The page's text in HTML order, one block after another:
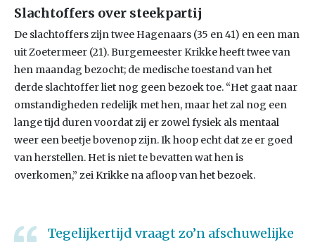
Slachtoffers over steekpartij
De slachtoffers zijn twee Hagenaars (35 en 41) en een man
uit Zoetermeer (21). Burgemeester Krikke heeft twee van
hen maandag bezocht; de medische toestand van het
derde slachtoffer liet nog geen bezoek toe. “Het gaat naar
omstandigheden redelijk met hen, maar het zal nog een
lange tijd duren voordat zij er zowel fysiek als mentaal
weer een beetje bovenop zijn. Ik hoop echt dat ze er goed
van herstellen. Het is niet te bevatten wat hen is
overkomen,” zei Krikke na afloop van het bezoek.
Tegelijkertijd vraagt zo’n afschuwelijke